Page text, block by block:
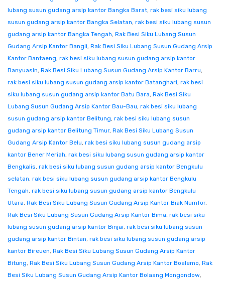
lubang susun gudang arsip kantor Bangka Barat, rak besi siku lubang
susun gudang arsip kantor Bangka Selatan, rak besi siku lubang susun
gudang arsip kantor Bangka Tengah, Rak Besi Siku Lubang Susun
Gudang Arsip Kantor Bangli, Rak Besi Siku Lubang Susun Gudang Arsip
Kantor Bantaeng, rak besi siku lubang susun gudang arsip kantor
Banyuasin, Rak Besi Siku Lubang Susun Gudang Arsip Kantor Barru,
rak besi siku lubang susun gudang arsip kantor Batanghari, rak besi
siku lubang susun gudang arsip kantor Batu Bara, Rak Besi Siku
Lubang Susun Gudang Arsip Kantor Bau-Bau, rak besi siku lubang
susun gudang arsip kantor Belitung, rak besi siku lubang susun
gudang arsip kantor Belitung Timur, Rak Besi Siku Lubang Susun
Gudang Arsip Kantor Belu, rak besi siku lubang susun gudang arsip
kantor Bener Meriah, rak besi siku lubang susun gudang arsip kantor
Bengkalis, rak besi siku lubang susun gudang arsip kantor Bengkulu
selatan, rak besi siku lubang susun gudang arsip kantor Bengkulu
Tengah, rak besi siku lubang susun gudang arsip kantor Bengkulu
Utara, Rak Besi Siku Lubang Susun Gudang Arsip Kantor Biak Numfor,
Rak Besi Siku Lubang Susun Gudang Arsip Kantor Bima, rak besi siku
lubang susun gudang arsip kantor Binjai, rak besi siku lubang susun
gudang arsip kantor Bintan, rak besi siku lubang susun gudang arsip
kantor Bireuen, Rak Besi Siku Lubang Susun Gudang Arsip Kantor
Bitung, Rak Besi Siku Lubang Susun Gudang Arsip Kantor Boalemo, Rak
Besi Siku Lubang Susun Gudang Arsip Kantor Bolaang Mongondow,